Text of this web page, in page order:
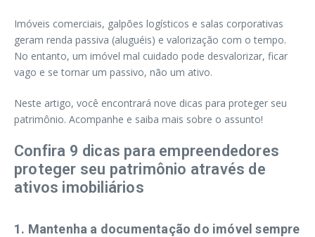
Imóveis comerciais, galpões logísticos e salas corporativas
geram renda passiva (aluguéis) e valorização com o tempo.
No entanto, um imóvel mal cuidado pode desvalorizar, ficar
vago e se tornar um passivo, não um ativo.
Neste artigo, você encontrará nove dicas para proteger seu
patrimônio. Acompanhe e saiba mais sobre o assunto!
Confira 9 dicas para empreendedores
proteger seu patrimônio através de
ativos imobiliários
1. Mantenha a documentação do imóvel sempre